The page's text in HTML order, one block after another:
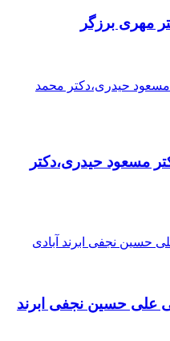
مهری برزگر
مسعود حیدری،دکتر
علی حسین نجفی ابرند